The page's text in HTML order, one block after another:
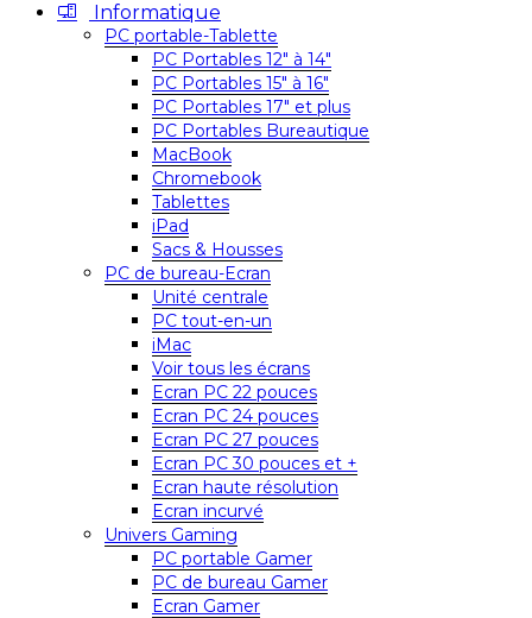
Informatique
PC portable-Tablette
PC Portables 12″ à 14″
PC Portables 15″ à 16″
PC Portables 17″ et plus
PC Portables Bureautique
MacBook
Chromebook
Tablettes
iPad
Sacs & Housses
PC de bureau-Ecran
Unité centrale
PC tout-en-un
iMac
Voir tous les écrans
Ecran PC 22 pouces
Ecran PC 24 pouces
Ecran PC 27 pouces
Ecran PC 30 pouces et +
Ecran haute résolution
Ecran incurvé
Univers Gaming
PC portable Gamer
PC de bureau Gamer
Ecran Gamer